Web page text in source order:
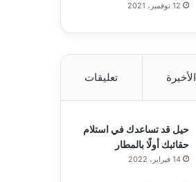
12 نوفمبر، 2021
الأخيرة تعليقات
حيل قد تساعدك في استلام
حقائبك أولًا بالمطار
14 فبراير، 2022